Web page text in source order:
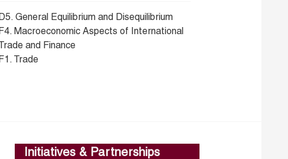
D5. General Equilibrium and Disequilibrium
F4. Macroeconomic Aspects of International
Trade and Finance
F1. Trade
Initiatives & Partnerships